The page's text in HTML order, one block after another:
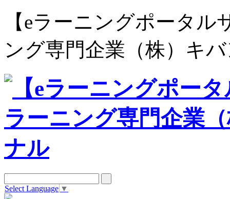
【eラーニングポータル
ング専門企業（株）キ
Select Language ▼